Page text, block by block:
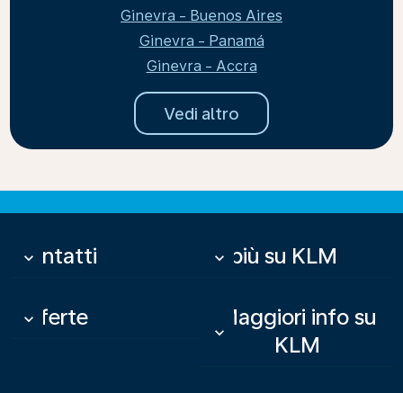
Ginevra - Buenos Aires
Ginevra - Panamá
Ginevra - Accra
Vedi altro
Contatti
keyboard_arrow_down Di più su KLM
keyboard_arrow_down
Offerte
keyboard_arrow_down
Maggiori info su
KLM
keyboard_arrow_down